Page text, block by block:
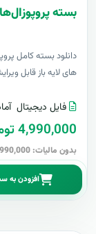
بسته
دانلود بسته کامل
های لایه باز قابل
فایل دیجیتال
4,990,000 تومان
بدون مالیات: 4,990,000 تومان
افزودن به